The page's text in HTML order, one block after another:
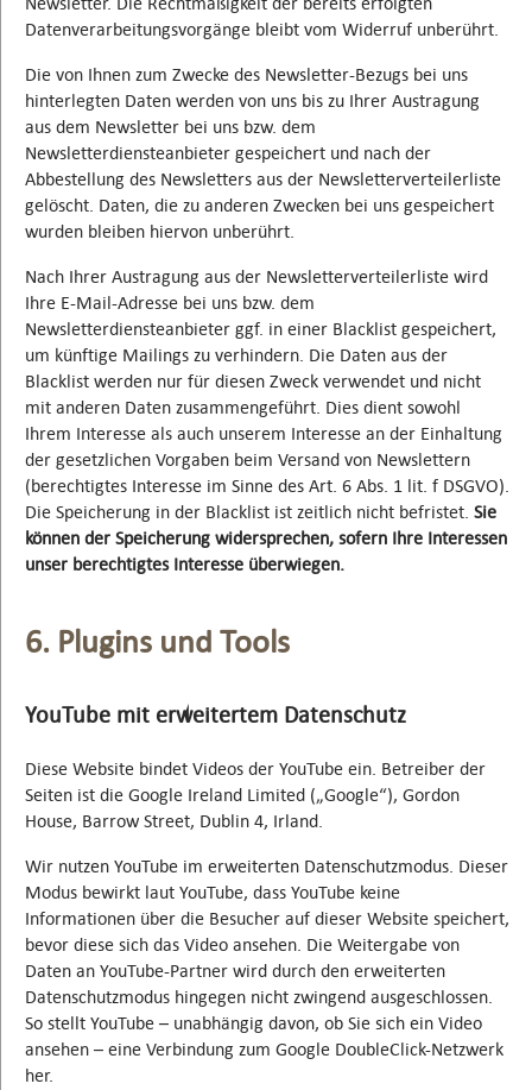
Datenverarbeitungsvorgänge bleibt vom Widerruf unberührt.
Die von Ihnen zum Zwecke des Newsletter-Bezugs bei uns
hinterlegten Daten werden von uns bis zu Ihrer Austragung
aus dem Newsletter bei uns bzw. dem
Newsletterdiensteanbieter gespeichert und nach der
Abbestellung des Newsletters aus der Newsletterverteilerliste
gelöscht. Daten, die zu anderen Zwecken bei uns gespeichert
wurden bleiben hiervon unberührt.
Nach Ihrer Austragung aus der Newsletterverteilerliste wird
Ihre E-Mail-Adresse bei uns bzw. dem
Newsletterdiensteanbieter ggf. in einer Blacklist gespeichert,
um künftige Mailings zu verhindern. Die Daten aus der
Blacklist werden nur für diesen Zweck verwendet und nicht
mit anderen Daten zusammengeführt. Dies dient sowohl
Ihrem Interesse als auch unserem Interesse an der Einhaltung
der gesetzlichen Vorgaben beim Versand von Newslettern
(berechtigtes Interesse im Sinne des Art. 6 Abs. 1 lit. f DSGVO).
Die Speicherung in der Blacklist ist zeitlich nicht befristet. Sie
können der Speicherung widersprechen, sofern Ihre Interessen
unser berechtigtes Interesse überwiegen.
6. Plugins und Tools
YouTube mit erweitertem Datenschutz
Diese Website bindet Videos der YouTube ein. Betreiber der
Seiten ist die Google Ireland Limited („Google“), Gordon
House, Barrow Street, Dublin 4, Irland.
Wir nutzen YouTube im erweiterten Datenschutzmodus. Dieser
Modus bewirkt laut YouTube, dass YouTube keine
Informationen über die Besucher auf dieser Website speichert,
bevor diese sich das Video ansehen. Die Weitergabe von
Daten an YouTube-Partner wird durch den erweiterten
Datenschutzmodus hingegen nicht zwingend ausgeschlossen.
So stellt YouTube – unabhängig davon, ob Sie sich ein Video
ansehen – eine Verbindung zum Google DoubleClick-Netzwerk
her.